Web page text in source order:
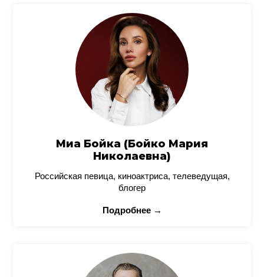
Миа Бойка (Бойко Мария
Николаевна)
Российская певица, киноактриса, телеведущая,
блогер
Подробнее →